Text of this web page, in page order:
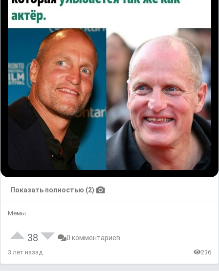
Показать полностью (2)
Мемы
38 0 комментариев
3 лет назад 236